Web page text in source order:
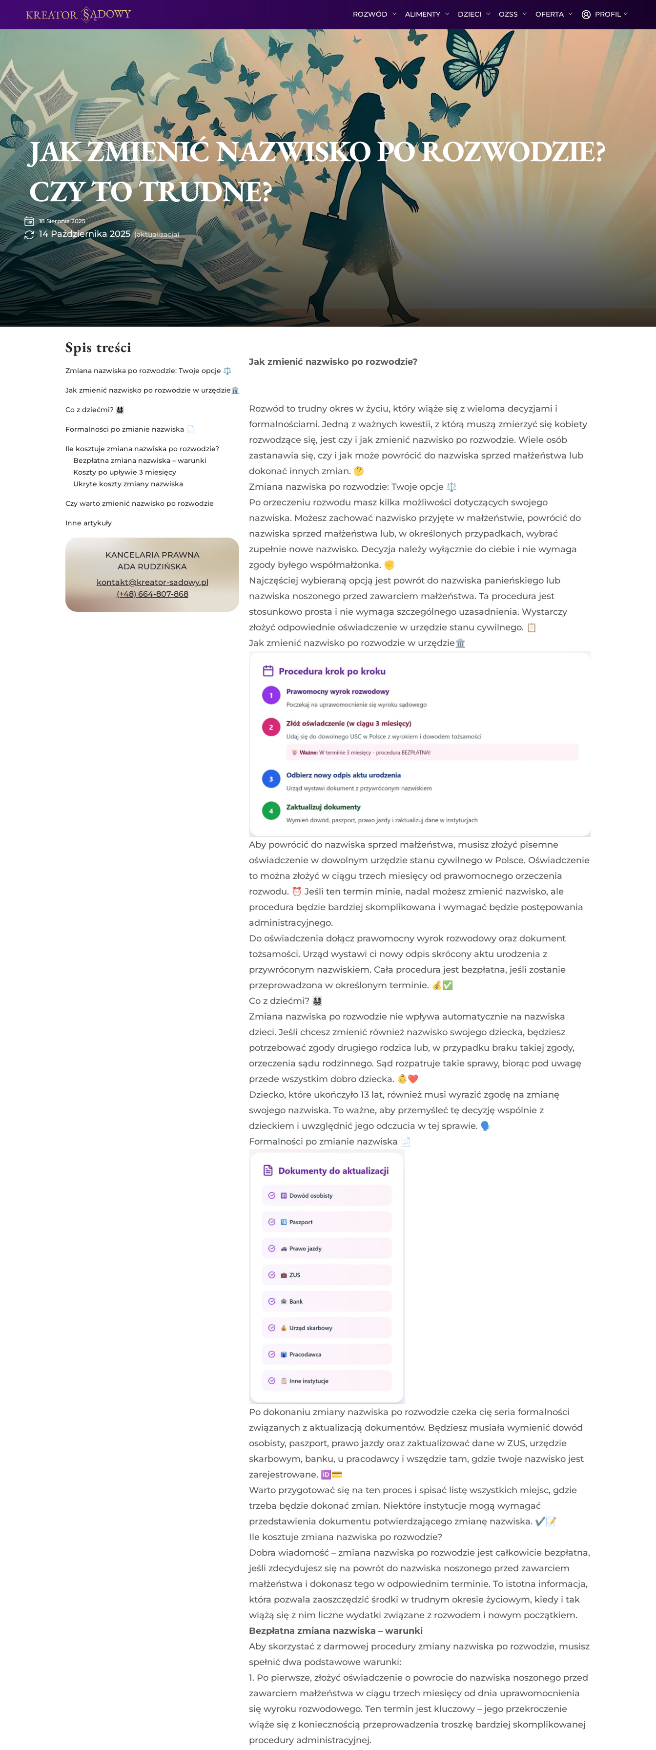
ROZWÓD ALIMENTY DZIECI OZSS OFERTA PROFIL
JAK ZMIENIĆ NAZWISKO PO ROZWODZIE?
CZY TO TRUDNE?
18 Sierpnia 2025
14 Października 2025 (aktualizacja)
Spis treści
Zmiana nazwiska po rozwodzie: Twoje opcje ⚖️
Jak zmienić nazwisko po rozwodzie w urzędzie🏛️
Co z dziećmi? 👨‍👩‍👧‍👦
Formalności po zmianie nazwiska 📄
Ile kosztuje zmiana nazwiska po rozwodzie?
Bezpłatna zmiana nazwiska – warunki
Koszty po upływie 3 miesięcy
Ukryte koszty zmiany nazwiska
Czy warto zmienić nazwisko po rozwodzie
Inne artykuły
KANCELARIA PRAWNA
ADA RUDZIŃSKA
kontakt@kreator-sadowy.pl
(+48) 664-807-868
Jak zmienić nazwisko po rozwodzie?
Rozwód to trudny okres w życiu, który wiąże się z wieloma decyzjami i
formalnościami. Jedną z ważnych kwestii, z którą muszą zmierzyć się kobiety
rozwodzące się, jest czy i jak zmienić nazwisko po rozwodzie. Wiele osób
zastanawia się, czy i jak może powrócić do nazwiska sprzed małżeństwa lub
dokonać innych zmian. 🤔
Zmiana nazwiska po rozwodzie: Twoje opcje ⚖️
Po orzeczeniu rozwodu masz kilka możliwości dotyczących swojego
nazwiska. Możesz zachować nazwisko przyjęte w małżeństwie, powrócić do
nazwiska sprzed małżeństwa lub, w określonych przypadkach, wybrać
zupełnie nowe nazwisko. Decyzja należy wyłącznie do ciebie i nie wymaga
zgody byłego współmałżonka. ✊
Najczęściej wybieraną opcją jest powrót do nazwiska panieńskiego lub
nazwiska noszonego przed zawarciem małżeństwa. Ta procedura jest
stosunkowo prosta i nie wymaga szczególnego uzasadnienia. Wystarczy
złożyć odpowiednie oświadczenie w urzędzie stanu cywilnego. 📋
Jak zmienić nazwisko po rozwodzie w urzędzie🏛️
Aby powrócić do nazwiska sprzed małżeństwa, musisz złożyć pisemne
oświadczenie w dowolnym urzędzie stanu cywilnego w Polsce. Oświadczenie
to można złożyć w ciągu trzech miesięcy od prawomocnego orzeczenia
rozwodu. ⏰ Jeśli ten termin minie, nadal możesz zmienić nazwisko, ale
procedura będzie bardziej skomplikowana i wymagać będzie postępowania
administracyjnego.
Do oświadczenia dołącz prawomocny wyrok rozwodowy oraz dokument
tożsamości. Urząd wystawi ci nowy odpis skrócony aktu urodzenia z
przywróconym nazwiskiem. Cała procedura jest bezpłatna, jeśli zostanie
przeprowadzona w określonym terminie. 💰✅
Co z dziećmi? 👨‍👩‍👧‍👦
Zmiana nazwiska po rozwodzie nie wpływa automatycznie na nazwiska
dzieci. Jeśli chcesz zmienić również nazwisko swojego dziecka, będziesz
potrzebować zgody drugiego rodzica lub, w przypadku braku takiej zgody,
orzeczenia sądu rodzinnego. Sąd rozpatruje takie sprawy, biorąc pod uwagę
przede wszystkim dobro dziecka. 👶❤️
Dziecko, które ukończyło 13 lat, również musi wyrazić zgodę na zmianę
swojego nazwiska. To ważne, aby przemyśleć tę decyzję wspólnie z
dzieckiem i uwzględnić jego odczucia w tej sprawie. 🗣️
Formalności po zmianie nazwiska 📄
Po dokonaniu zmiany nazwiska po rozwodzie czeka cię seria formalności
związanych z aktualizacją dokumentów. Będziesz musiała wymienić dowód
osobisty, paszport, prawo jazdy oraz zaktualizować dane w ZUS, urzędzie
skarbowym, banku, u pracodawcy i wszędzie tam, gdzie twoje nazwisko jest
zarejestrowane. 🆔💳
Warto przygotować się na ten proces i spisać listę wszystkich miejsc, gdzie
trzeba będzie dokonać zmian. Niektóre instytucje mogą wymagać
przedstawienia dokumentu potwierdzającego zmianę nazwiska. ✔️📝
Ile kosztuje zmiana nazwiska po rozwodzie?
Dobra wiadomość – zmiana nazwiska po rozwodzie jest całkowicie bezpłatna,
jeśli zdecydujesz się na powrót do nazwiska noszonego przed zawarciem
małżeństwa i dokonasz tego w odpowiednim terminie. To istotna informacja,
która pozwala zaoszczędzić środki w trudnym okresie życiowym, kiedy i tak
wiążą się z nim liczne wydatki związane z rozwodem i nowym początkiem.
Bezpłatna zmiana nazwiska – warunki
Aby skorzystać z darmowej procedury zmiany nazwiska po rozwodzie, musisz
spełnić dwa podstawowe warunki:
1. Po pierwsze, złożyć oświadczenie o powrocie do nazwiska noszonego przed
zawarciem małżeństwa w ciągu trzech miesięcy od dnia uprawomocnienia
się wyroku rozwodowego. Ten termin jest kluczowy – jego przekroczenie
wiąże się z koniecznością przeprowadzenia troszkę bardziej skomplikowanej
procedury administracyjnej.